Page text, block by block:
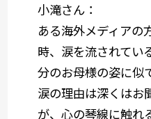
小滝さん：
ある海外メディアの
時、涙を流されてい
分のお母様の姿に
涙の理由は深くはお
が、心の琴線に触れ